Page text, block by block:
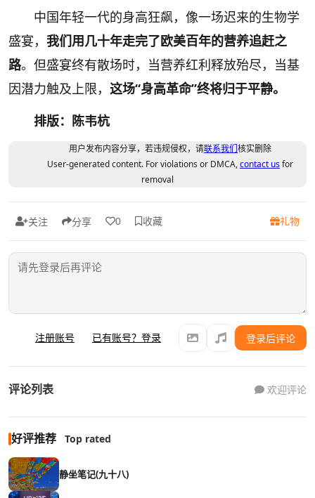
中国年轻一代的身高狂飙，像一场迟来的生物学
盛宴， 我们用几十年走完了欧美百年的营养追赶之
路。但盛宴终有散场时，当营养红利释放殆尽，当基
因潜力触及上限， 这场“身高革命”终将归于平静。
排版：陈韦杭
用户发布内容分享，若违规侵权，请联系我们核实删除
User-generated content. For violations or DMCA,contact usfor
removal
关注 分享 0 收藏 礼物
注册账号 已有账号？登录 登录后评论
评论列表 欢迎评论
好评推荐 Top rated
静坐笔记(九十八)